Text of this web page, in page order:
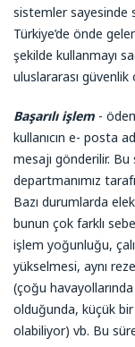
sistemler sayesinde
Türkiye’de önde
şekilde kullanmayı
uluslararası güvenlik
Başarılı işlem -
kullanıcın e- posta
mesajı gönderilir.
departmanımız
Bazı durumlarda
bunun çok farklı
işlem yoğunluğu,
yükselmesi, aynı
(çoğu havayollarında
olduğunda, küçük
olabiliyor) vb. Bu